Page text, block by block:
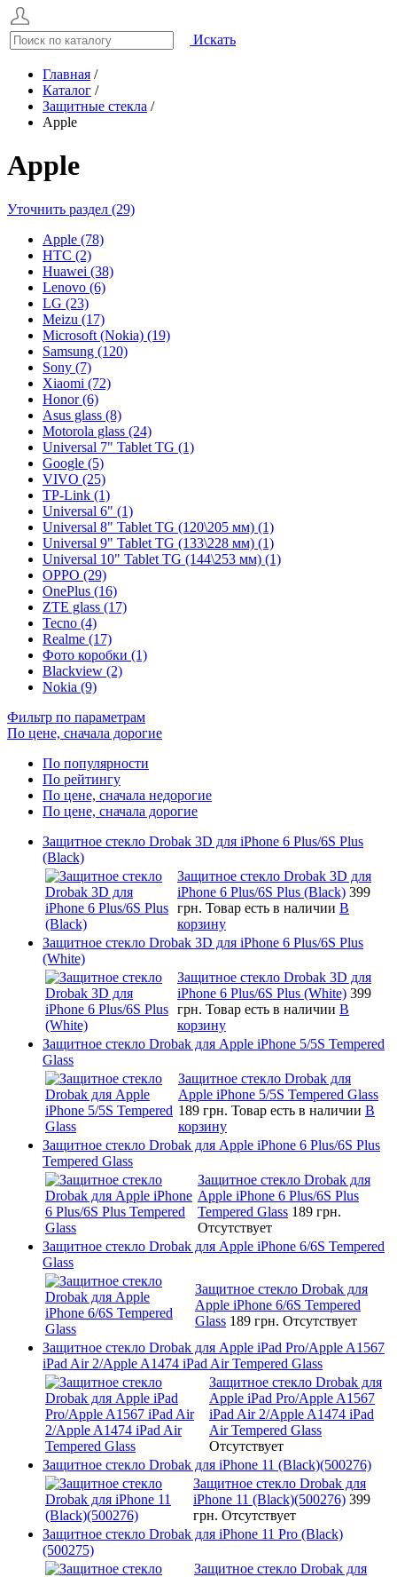
Искать
Главная /
Каталог /
Защитные стекла /
Apple
Apple
Уточнить раздел (29)
Apple (78)
HTC (2)
Huawei (38)
Lenovo (6)
LG (23)
Meizu (17)
Microsoft (Nokia) (19)
Samsung (120)
Sony (7)
Xiaomi (72)
Honor (6)
Asus glass (8)
Motorola glass (24)
Universal 7" Tablet TG (1)
Google (5)
VIVO (25)
TP-Link (1)
Universal 6" (1)
Universal 8" Tablet TG (120\205 мм) (1)
Universal 9" Tablet TG (133\228 мм) (1)
Universal 10" Tablet TG (144\253 мм) (1)
OPPO (29)
OnePlus (16)
ZTE glass (17)
Tecno (4)
Realme (17)
Фото коробки (1)
Blackview (2)
Nokia (9)
Фильтр по параметрам
По цене, сначала дорогие
По популярности
По рейтингу
По цене, сначала недорогие
По цене, сначала дорогие
Защитное стекло Drobak 3D для iPhone 6 Plus/6S Plus
(Black)
Защитное стекло Drobak 3D для
iPhone 6 Plus/6S Plus (Black) 399
грн. Товар есть в наличии В
корзину
Защитное стекло Drobak 3D для iPhone 6 Plus/6S Plus
(White)
Защитное стекло Drobak 3D для
iPhone 6 Plus/6S Plus (White) 399
грн. Товар есть в наличии В
корзину
Защитное стекло Drobak для Apple iPhone 5/5S Tempered
Glass
Защитное стекло Drobak для
Apple iPhone 5/5S Tempered Glass
189 грн. Товар есть в наличии В
корзину
Защитное стекло Drobak для Apple iPhone 6 Plus/6S Plus
Tempered Glass
Защитное стекло Drobak для
Apple iPhone 6 Plus/6S Plus
Tempered Glass 189 грн.
Отсутствует
Защитное стекло Drobak для Apple iPhone 6/6S Tempered
Glass
Защитное стекло Drobak для
Apple iPhone 6/6S Tempered
Glass 189 грн. Отсутствует
Защитное стекло Drobak для Apple iPad Pro/Apple A1567
iPad Air 2/Apple A1474 iPad Air Tempered Glass
Защитное стекло Drobak для
Apple iPad Pro/Apple A1567
iPad Air 2/Apple A1474 iPad
Air Tempered Glass
Отсутствует
Защитное стекло Drobak для iPhone 11 (Black)(500276)
Защитное стекло Drobak для
iPhone 11 (Black)(500276) 399
грн. Отсутствует
Защитное стекло Drobak для iPhone 11 Pro (Black)
(500275)
Защитное стекло Drobak для